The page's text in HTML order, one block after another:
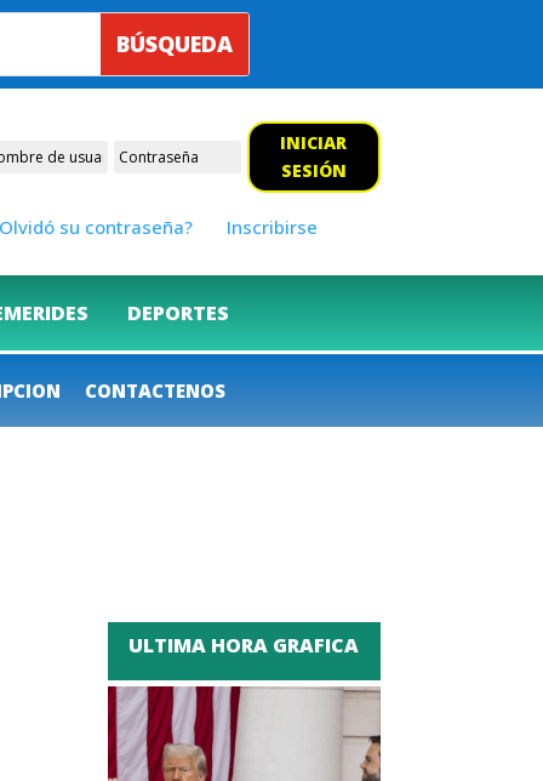
INICIAR
SESIÓN
su contraseña? Inscribirse
DEPORTES
CONTACTENOS
ULTIMA HORA GRAFICA